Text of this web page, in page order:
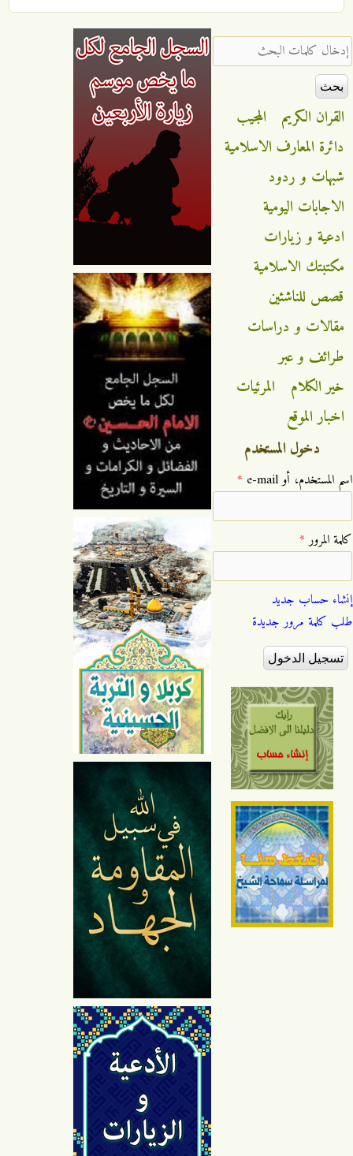
‏إدخال كلمات البحث ‏
القران الكريم
المجيب
دائرة المعارف الاسلامية
شبهات و ردود
الاجابات اليومية
ادعية و زيارات
مكتبتك الاسلامية
قصص للناشئين
مقالات و دراسات
طرائف و عبر
خير الكلام
المرئيات
اخبار الموقع
دخول المستخدم
‏اسم المستخدم، أو e-mail ‏ *
‏كلمة المرور ‏*
إنشاء حساب جديد
طلب كلمة مرور جديدة